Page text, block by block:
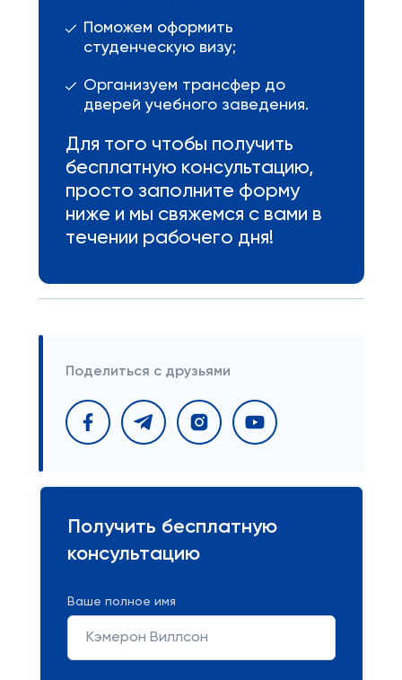
Поможем оформить
студенческую визу;
Организуем трансфер до
дверей учебного заведения.
Для того чтобы получить
бесплатную консультацию,
просто заполните форму
ниже и мы свяжемся с вами в
течении рабочего дня!
Поделиться с друзьями
Получить бесплатную
консультацию
Ваше полное имя